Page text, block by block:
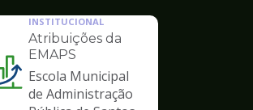
Ilustração
INSTITUCIONAL
Atribuições da
EMAPS
Escola Municipal
de Administração